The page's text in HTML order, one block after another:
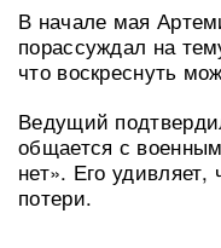
В начале мая
порассуждал на
что воскреснуть
Ведущий
общается с
нет». Его
потери.